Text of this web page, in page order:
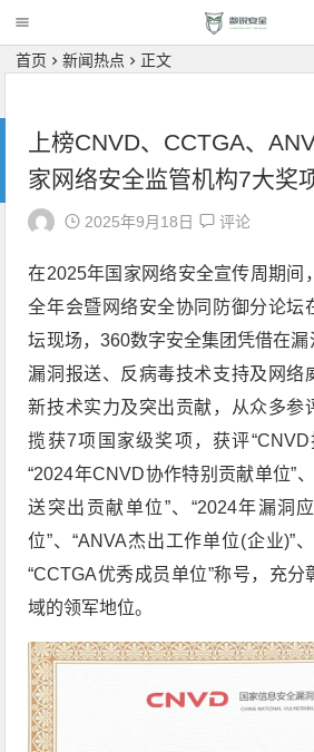
首页 新闻热点 正文
上榜CNVD、CCTGA、
家网络安全监管机构7大奖
2025年9月18日 评论
在2025年国家网络安全宣传周期间
全年会暨网络安全协同防御分论坛
坛现场，360数字安全集团凭借在漏
漏洞报送、反病毒技术支持及网络
新技术实力及突出贡献，从众多参
揽获7项国家级奖项，获评“CNVD
“2024年CNVD协作特别贡献单位”
送突出贡献单位”、“2024年漏洞
位”、“ANVA杰出工作单位(企业)”
“CCTGA优秀成员单位”称号，充
域的领军地位。